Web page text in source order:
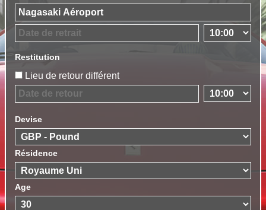
Restitution
Lieu de retour différent
Devise
Résidence
Age